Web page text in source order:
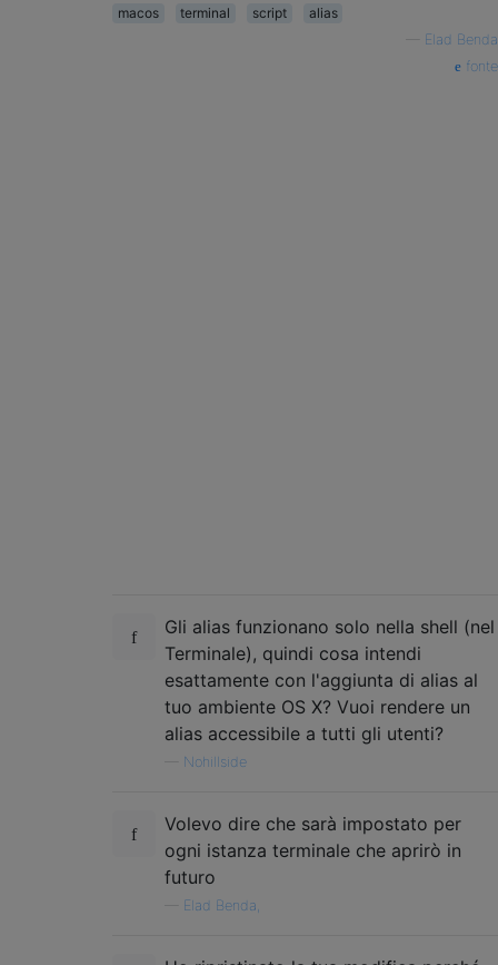
macos terminal script
alias
Elad Benda
fonte
Gli alias funzionano solo nella shell (nel
Terminale), quindi cosa intendi
esattamente con l'aggiunta di alias al
tuo ambiente OS X? Vuoi rendere un
alias accessibile a tutti gli utenti?
Nohillside
Volevo dire che sarà impostato per
ogni istanza terminale che aprirò in
futuro
Elad Benda,